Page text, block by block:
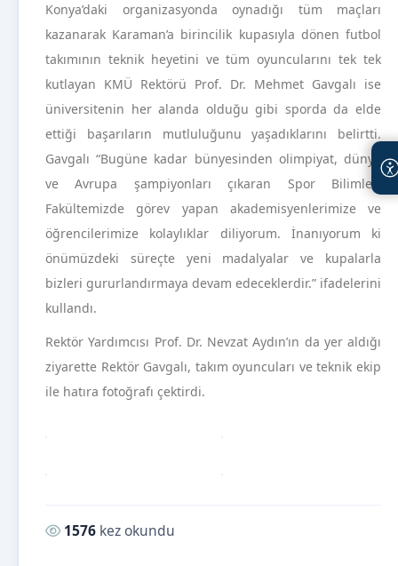
Konya’daki organizasyonda oynadığı tüm maçları
kazanarak Karaman’a birincilik kupasıyla dönen futbol
takımının teknik heyetini ve tüm oyuncularını tek tek
kutlayan KMÜ Rektörü Prof. Dr. Mehmet Gavgalı ise
üniversitenin her alanda olduğu gibi sporda da elde
ettiği başarıların mutluluğunu yaşadıklarını belirtti.
Gavgalı “Bugüne kadar bünyesinden olimpiyat, dünya
ve Avrupa şampiyonları çıkaran Spor Bilimleri
Fakültemizde görev yapan akademisyenlerimize ve
öğrencilerimize kolaylıklar diliyorum. İnanıyorum ki
önümüzdeki süreçte yeni madalyalar ve kupalarla
bizleri gururlandırmaya devam edeceklerdir.” ifadelerini
kullandı.
Rektör Yardımcısı Prof. Dr. Nevzat Aydın’ın da yer aldığı
ziyarette Rektör Gavgalı, takım oyuncuları ve teknik ekip
ile hatıra fotoğrafı çektirdi.
Okunma sayısı:
1576 kez okundu